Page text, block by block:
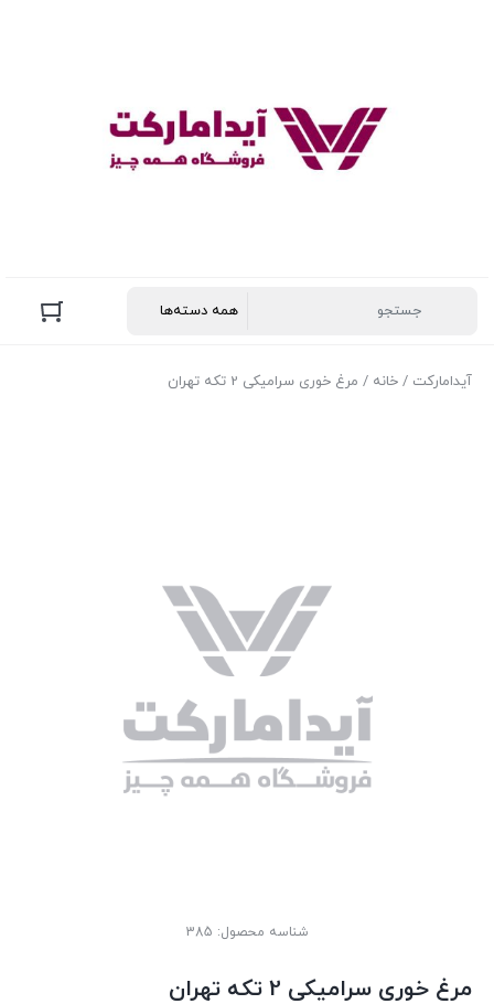
آیدامارکت / خانه / مرغ خوری سرامیکی 2 تکه تهران
شناسه محصول: 385
مرغ خوری سرامیکی 2 تکه تهران